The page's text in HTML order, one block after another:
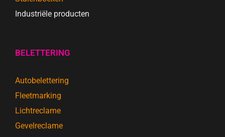
Industriële producten
BELETTERING
Autobelettering
Fleetmarking
Lichtreclame
Gevelreclame